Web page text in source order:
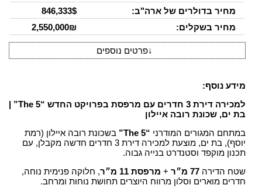
מחיר בדולרים של ארה"ב:
846,333$
מחיר בשקלים:
2,550,000₪
↓פרטים נוספים
מידע נוסף:
למכירה דירת 3 חדרים עם מרפסת בפרויקט החדש “The 5” |
בת ים, שכונת רובה איילון
במתחם המגורים המודרני “The 5”
בשכונת רובה איילון (רמת
יוסף), בת ים, מוצעת למכירה דירת 3 חדרים חדשה מקבלן, עם
תכנון מוקפד וסטנדרט בנייה גבוה.
שטח הדירה 77 מ״ר + מרפסת 11 מ״ר
, חלוקה פנימית נוחה,
חדרים מוארים וסלון מרווח היוצרים תחושת נוחות ומרחב.